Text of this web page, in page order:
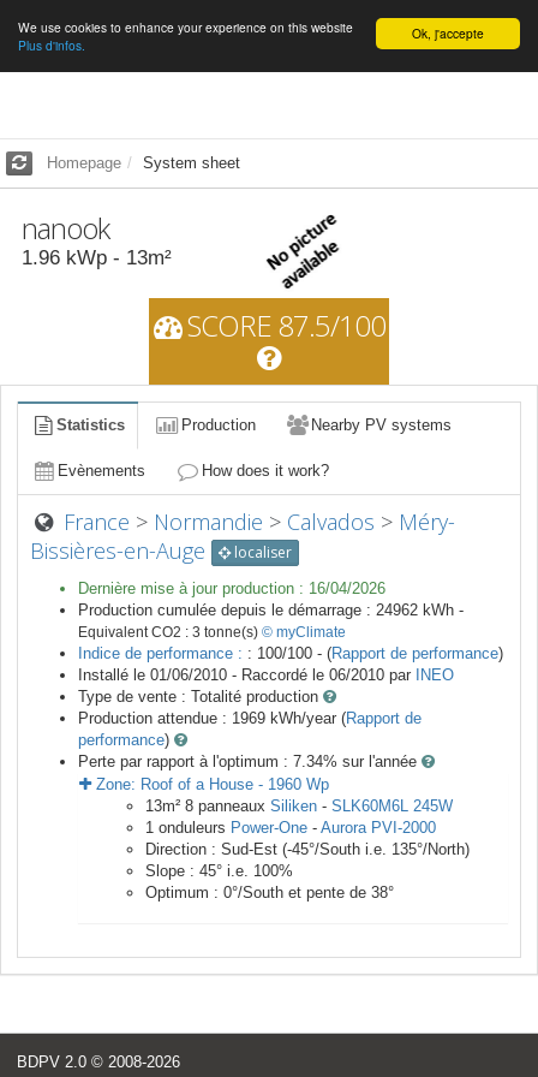
English Ok, j'accepte
We use cookies to enhance your experience on this website
Plus d'infos.
Homepage System sheet
nanook
1.96 kWp - 13m²
SCORE 87.5/100
Statistics Production Nearby PV systems
Evènements How does it work?
France > Normandie > Calvados > Méry-
Bissières-en-Auge
localiser
Dernière mise à jour production : 16/04/2026
Production cumulée depuis le démarrage : 24962 kWh -
Equivalent CO2 : 3 tonne(s) © myClimate
Indice de performance : : 100/100 - (Rapport de performance)
Installé le 01/06/2010 - Raccordé le 06/2010 par
INEO
Type de vente : Totalité production
Production attendue : 1969 kWh/year (Rapport de
performance)
Perte par rapport à l'optimum : 7.34% sur l'année
Zone: Roof of a House - 1960 Wp
13m² 8 panneaux Siliken - SLK60M6L 245W
1 onduleurs Power-One - Aurora PVI-2000
Direction : Sud-Est (-45°/South i.e. 135°/North)
Slope : 45° i.e. 100%
Optimum : 0°/South et pente de 38°
BDPV 2.0 © 2008-2026